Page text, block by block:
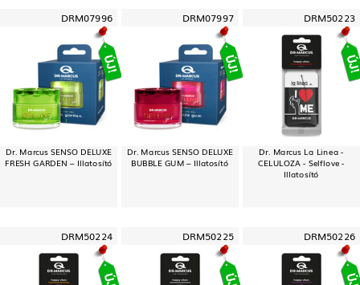
DRM07996
Dr. Marcus SENSO DELUXE
FRESH GARDEN – Illatosító
DRM07997
Dr. Marcus SENSO DELUXE
BUBBLE GUM – Illatosító
DRM50223
Dr. Marcus La Linea -
CELULOZA - Selflove -
Illatosító
DRM50224 DRM50225 DRM50226